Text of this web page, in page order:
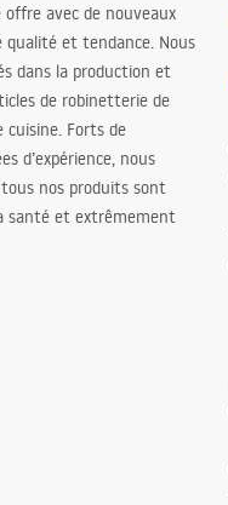
avec de nouveaux
qualité et tendance. Nous
dans la production et
de robinetterie de
cuisine. Forts de
d’expérience, nous
nos produits sont
santé et extrêmement